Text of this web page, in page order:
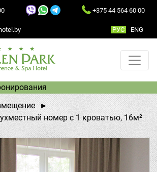
+375 44 564 60 00
РУC ENG
номер с 1 кроватью, 16м²